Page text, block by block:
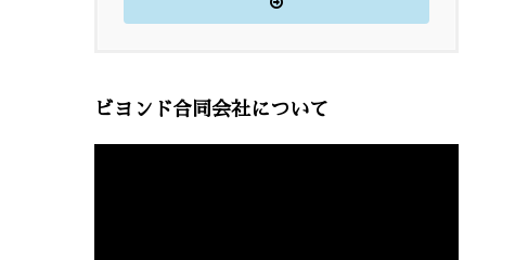
ビヨンド合同会社について